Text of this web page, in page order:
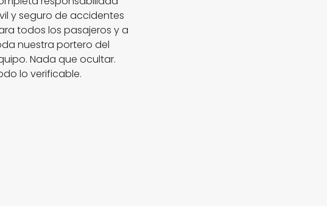
y seguro de accidentes
todos los pasajeros y a
nuestra portero del
Nada que ocultar.
lo verificable.